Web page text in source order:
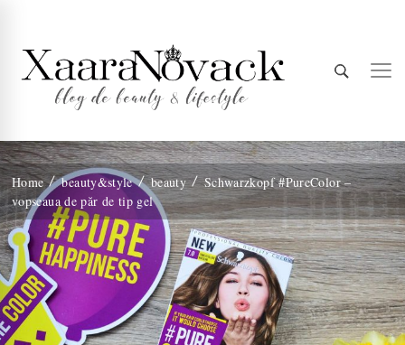
Xaara
Novack
Home beauty&style beauty
Schwarzkopf #PureColor –
vopseaua de păr de tip gel